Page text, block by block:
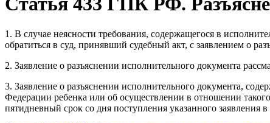
1. В случае неясности требования, содержащегося в
обратиться в суд, принявший судебный акт, с заявлением о
2. Заявление о разъяснении исполнительного документа
3. Заявление о разъяснении исполнительного документа,
Федерации ребенка или об осуществлении в отношении
пятидневный срок со дня поступления указанного заявления в